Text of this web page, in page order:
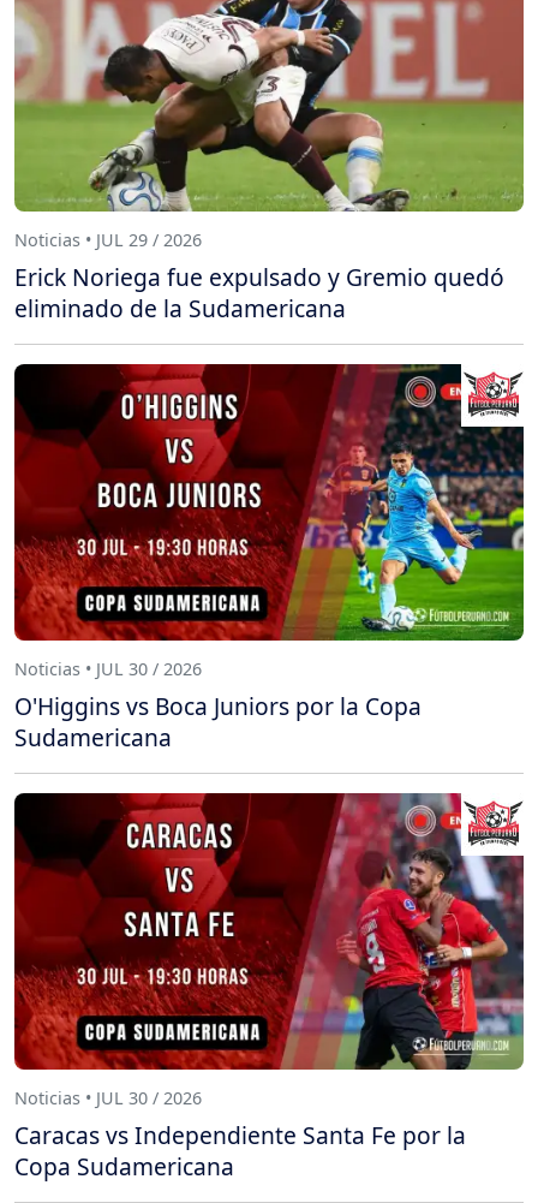
Noticias • JUL 29 / 2026
Erick Noriega fue expulsado y Gremio quedó
eliminado de la Sudamericana
Noticias • JUL 30 / 2026
O'Higgins vs Boca Juniors por la Copa
Sudamericana
Noticias • JUL 30 / 2026
Caracas vs Independiente Santa Fe por la
Copa Sudamericana